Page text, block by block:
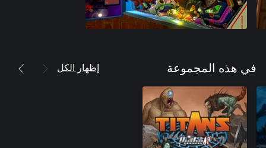
في هذه المجموعة إظهار الكل